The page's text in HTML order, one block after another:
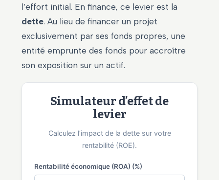
l’effort initial. En finance, ce levier est la
dette. Au lieu de financer un projet
exclusivement par ses fonds propres, une
entité emprunte des fonds pour accroître
son exposition sur un actif.
Simulateur d’effet de
levier
Calculez l’impact de la dette sur votre
rentabilité (ROE).
Rentabilité économique (ROA) (%)